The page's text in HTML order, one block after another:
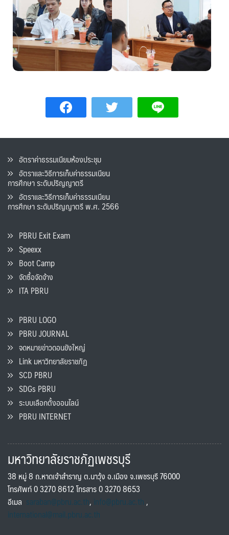
อัตราค่าธรรมเนียมห้องประชุม
อัตราและวิธีการเก็บค่าธรรมเนียน
การศึกษา ระดับปริญญาตรี
อัตราและวิธีการเก็บค่าธรรมเนียน
การศึกษา ระดับปริญญาตรี พ.ศ. 2566
PBRU Exit Exam
Speexx
Boot Camp
จัดซื้อจัดจ้าง
ITA PBRU
PBRU LOGO
PBRU JOURNAL
จดหมายข่าวดอนขังใหญ่
Link มหาวิทยาลัยราชภัฏ
SCD PBRU
SDGs PBRU
ระบบเลือกตั้งออนไลน์
PBRU INTERNET
มหาวิทยาลัยราชภัฏเพชรบุรี
38 หมู่ 8 ถ.หาดเจ้าสำราญ ต.นาวุ้ง อ.เมือง จ.เพชรบุรี 76000
โทรศัพท์ 0 3270 8612 โทรสาร 0 3270 8653
อีเมล saraban@pbru.ac.th, info@pbru.ac.th,
international@mail.pbru.ac.th